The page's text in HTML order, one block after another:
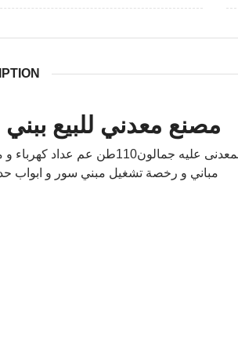
مصنع معدني للبيع
مصنع معدني للبيع ببني سويف ,مصنع 4000ممعدنى عليه
مباني و رخصة تشغيل مبني سور و ابواب